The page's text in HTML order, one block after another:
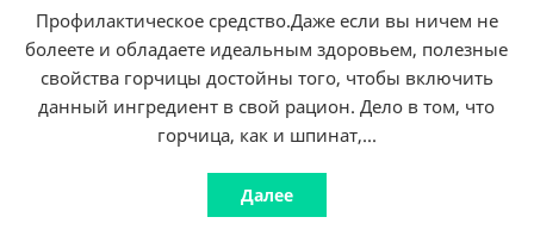
Профилактическое средство.Даже если вы ничем не
болеете и обладаете идеальным здоровьем, полезные
свойства горчицы достойны того, чтобы включить
данный ингредиент в свой рацион. Дело в том, что
горчица, как и шпинат,...
Далее